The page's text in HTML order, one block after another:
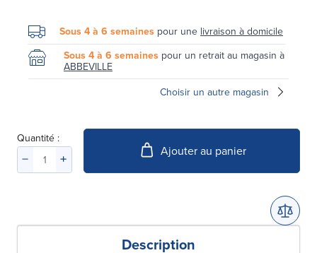
Sous 4 à 6 semaines pour une livraison à domicile
Sous 4 à 6 semaines pour un retrait au magasin à
ABBEVILLE
Choisir un autre magasin
Quantité :
Ajouter au panier
Description